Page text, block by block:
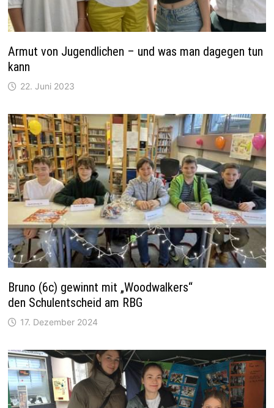
Armut von Jugendlichen – und was man dagegen tun
kann
22. Juni 2023
Bruno (6c) gewinnt mit „Woodwalkers“
den Schulentscheid am RBG
17. Dezember 2024